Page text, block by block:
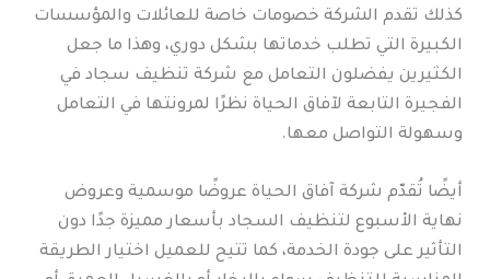
كذلك تقدم الشركة خصومات خاصة للعائلات والمؤسسات
الكبيرة التي تطلب خدماتها بشكل دوري، وهذا ما جعل
الكثيرين يفضلون التعامل مع شركة تنظيف سجاد في
الفجيرة التابعة لآفاق الحياة نظرًا لمرونتها في التعامل
وسهولة التواصل معها.
أيضًا تُقدّم شركة آفاق الحياة عروضًا موسمية وعروض
نهاية الأسبوع لتنظيف السجاد بأسعار مميزة جدًا دون
التأثير على جودة الخدمة، كما تتيح للعميل اختيار الطريقة